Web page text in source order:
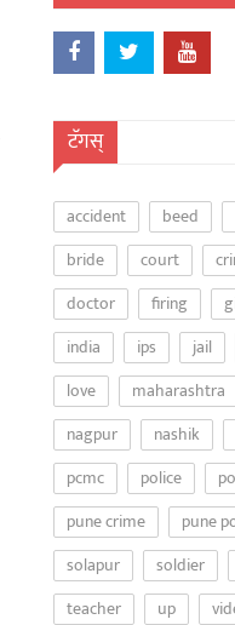
टॅगस्
accident beed
bride
court
doctor
firing
india
ips jail
love
maharashtra
nagpur
nashik
pcmc
police
pune crime
pune
solapur
soldier
teacher
up